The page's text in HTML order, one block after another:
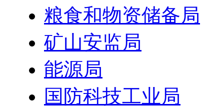
粮食和物资储备局
矿山安监局
能源局
国防科技工业局